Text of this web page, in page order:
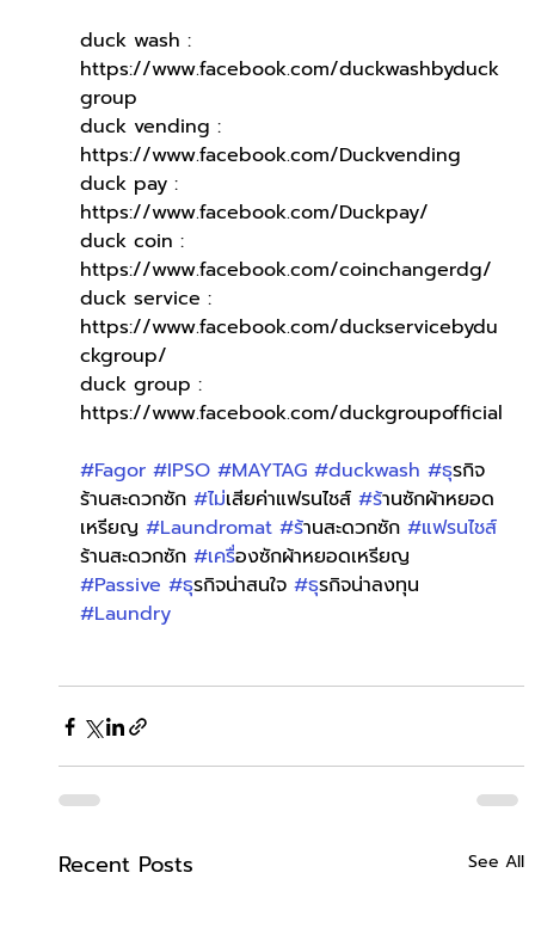
duck wash :
https://www.facebook.com/duckwashbyduck
group
duck vending :
https://www.facebook.com/Duckvending
duck pay :
https://www.facebook.com/Duckpay/
duck coin :
https://www.facebook.com/coinchangerdg/
duck service :
https://www.facebook.com/duckservicebydu
ckgroup/
duck group :
https://www.facebook.com/duckgroupofficial
#Fagor #IPSO #MAYTAG #duckwash #ธุรกิจ
ร้านสะดวกซัก #ไม่เสียค่าแฟรนไชส์ #ร้านซักผ้าหยอด
เหรียญ #Laundromat #ร้านสะดวกซัก #แฟรนไชส์
ร้านสะดวกซัก #เครื่องซักผ้าหยอดเหรียญ
#Passive #ธุรกิจน่าสนใจ #ธุรกิจน่าลงทุน
#Laundry
Recent Posts See All